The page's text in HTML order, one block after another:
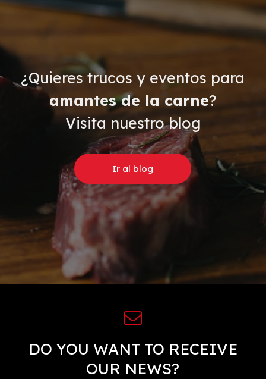
¿Quieres trucos y eventos para
amantes de la carne?
Visita nuestro blog
Ir al blog
DO YOU WANT TO RECEIVE
OUR NEWS?